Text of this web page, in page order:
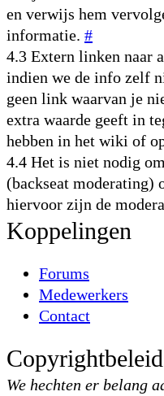
en verwijs hem
informatie. #
4.3 Extern linken naar
indien we de info zelf
geen link waarvan je
extra waarde geeft in
hebben in het wiki of
4.4 Het is niet nodig
(backseat moderating)
hiervoor zijn de
Koppelingen
Forums
Medewerkers
Contact
Copyrightbeleid
We hechten er belang